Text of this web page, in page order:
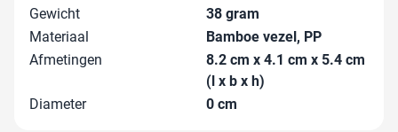
Gewicht
38 gram
Materiaal
Bamboe vezel, PP
Afmetingen
8.2 cm x 4.1 cm x 5.4 cm
(l x b x h)
Diameter
0 cm